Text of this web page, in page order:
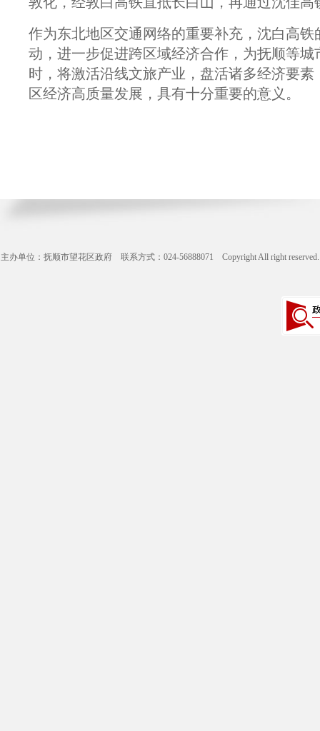
作为东北地区交通网络的重要补充，沈白高
动，进一步促进跨区域经济合作，为抚顺等
时，将激活沿线文旅产业，盘活诸多经济要
区经济高质量发展，具有十分重要的意义。
主办单位：抚顺市望花区政府 联系方式：024-56888071 Copyright All right